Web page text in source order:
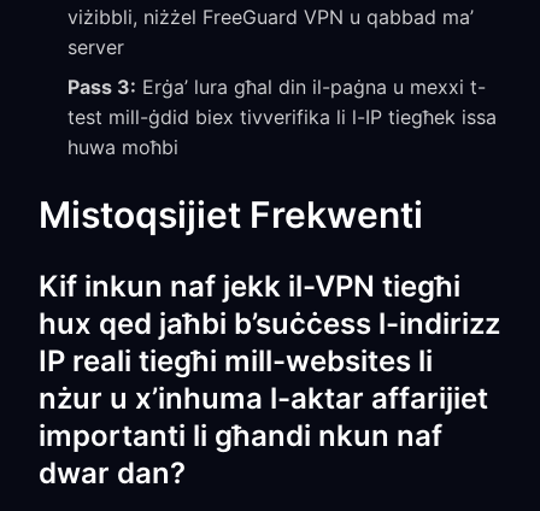
viżibbli, niżżel FreeGuard VPN u qabbad ma’
server
Pass 3: Erġa’ lura għal din il-paġna u mexxi t-
test mill-ġdid biex tivverifika li l-IP tiegħek issa
huwa moħbi
Mistoqsijiet Frekwenti
Kif inkun naf jekk il-VPN tiegħi
hux qed jaħbi b’suċċess l-indirizz
IP reali tiegħi mill-websites li
nżur u x’inhuma l-aktar affarijiet
importanti li għandi nkun naf
dwar dan?